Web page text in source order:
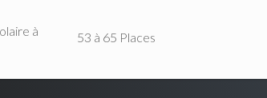
à
53 à 65 Places